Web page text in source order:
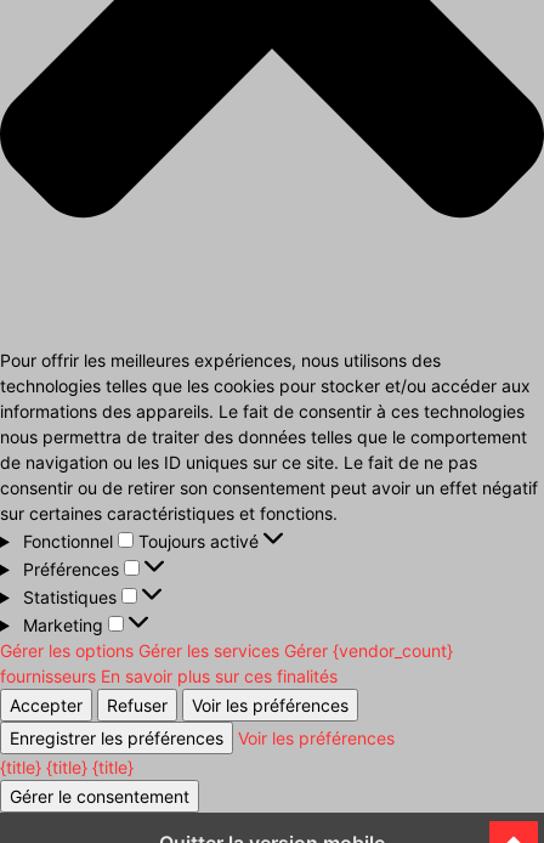
Pour offrir les meilleures expériences, nous utilisons des
technologies telles que les cookies pour stocker et/ou accéder aux
informations des appareils. Le fait de consentir à ces technologies
nous permettra de traiter des données telles que le comportement
de navigation ou les ID uniques sur ce site. Le fait de ne pas
consentir ou de retirer son consentement peut avoir un effet négatif
sur certaines caractéristiques et fonctions.
Fonctionnel
Fonctionnel
Toujours activé
Préférences
Préférences
Statistiques
Statistiques
Marketing
Marketing
Gérer les options Gérer les services Gérer {vendor_count}
fournisseurs En savoir plus sur ces finalités
Accepter
Refuser
Voir les préférences
Enregistrer les préférences
Voir les préférences
{title} {title} {title}
Gérer le consentement